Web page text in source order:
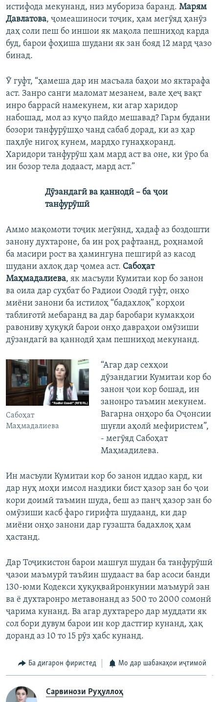
истифода мекунанд, низ мубориза баранд. Марям
Давлатова, ҷомеашиноси тоҷик, ҳам мегӯяд ҳанӯз
даҳ соли пеш бо иншои як мақола пешниҳод карда
буд, барои фоҳиша шудани як зан бояд 12 мард ҷазо
бинад.
Ӯ гуфт, “ҳамеша дар ин масъала баҳои мо яктарафа
аст. Занро санги маломат мезанем, вале ҳеҷ вақт
инро баррасӣ намекунем, ки агар харидор
набошад, мол аз куҷо пайдо мешавад? Гарм будани
бозори танфурӯшҳо чанд сабаб дорад, ки аз ҳар
паҳлӯе нигоҳ кунем, мардҳо гунаҳкоранд.
Харидори танфурӯш ҳам мард аст ва оне, ки ӯро ба
ин бозор тела додааст, мард аст.”
Дӯзандагӣ ва қаннодӣ – ба ҷои
танфурӯшӣ
Аммо мақомоти тоҷик мегӯянд, ҳадаф аз боздошти
занону духтароне, ба ин роҳ рафтаанд, роҳнамоӣ
ба масири рост ва ҳамингуна пешгирӣ аз касод
шудани ахлоқ дар ҷомеа аст. Сабоҳат
Маҳмадалиева, як масъули Кумитаи кор бо занон
ва оила дар суҳбат бо Радиои Озодӣ гуфт, онҳо
миёни занони ба истилоҳ “бадахлоқ” корҳои
таблиғотӣ мебаранд ва дар баробари кумакҳои
равониву ҳуқуқӣ барои онҳо давраҳои омӯзиши
дӯзандагӣ ва қаннодӣ ҳам пешниҳод мекунанд.
Сабоҳат
Маҳмадалиева
“Агар дар сехҳои
дӯзандагии Кумитаи кор бо
занон ҷои кор бошад, ин
занонро таъмин мекунем.
Вагарна онҳоро ба Оҷонсии
шуғли аҳолӣ мефиристем”,
- мегӯяд Сабоҳат
Маҳмадилева.
Ин масъули Кумитаи кор бо занон иддао кард, ки
дар нуҳ моҳи имсол наздики бист ҳазор зан бо ҷои
кори доимӣ таъмин шуда, беш аз панҷ ҳазор зан бо
омӯзиши касб фаро гирифта шудаанд, ки дар
миёни онҳо занони дар гузашта бадахлоқ ҳам
ҳастанд.
Дар Тоҷикистон барои машғул шудан ба танфурӯшӣ
ҷазои маъмурӣ таъйин шудааст ва бар асоси банди
130-юми Кодекси ҳуқуқвайронкунии маъмурӣ зан
ва ё духтаронро метавонанд аз 500 то 2000 сомонӣ
ҷарима кунанд. Ва агар духтареро дар муддати як
сол бори дувум барои ин кор дастгир кунанд, ҳақ
доранд аз 10 то 15 рӯз ҳабс кунанд.
Ба дигарон фиристед Мо дар шабакаҳои иҷтимоӣ
Сарвинози Руҳуллоҳ